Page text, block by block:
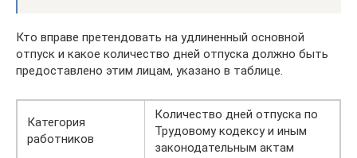
Кто вправе претендовать на удлиненный основной
отпуск и какое количество дней отпуска должно быть
предоставлено этим лицам, указано в таблице.
Категория
работников
Количество дней отпуска по
Трудовому кодексу и иным
законодательным актам